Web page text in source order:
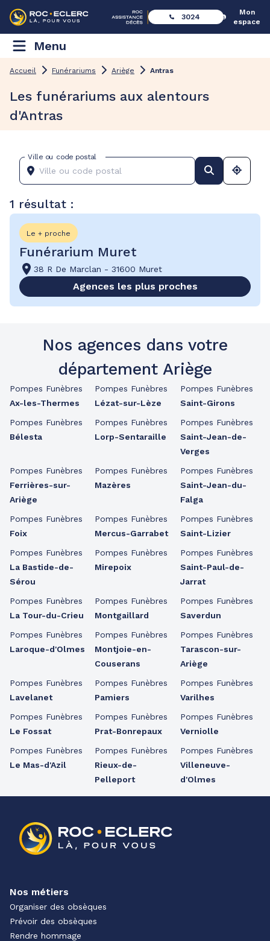
3024
Mon
espace
Menu
Accueil Funérariums Ariège Antras
Les funérariums aux alentours
d'Antras
Ville ou code postal
1 résultat :
Le + proche
Funérarium Muret
38 R De Marclan - 31600 Muret
Agences les plus proches
Nos agences dans votre
département Ariège
Pompes Funèbres
Ax-les-Thermes
Pompes Funèbres
Bélesta
Pompes Funèbres
Ferrières-sur-
Ariège
Pompes Funèbres
Foix
Pompes Funèbres
La Bastide-de-
Sérou
Pompes Funèbres
La Tour-du-Crieu
Pompes Funèbres
Laroque-d'Olmes
Pompes Funèbres
Lavelanet
Pompes Funèbres
Le Fossat
Pompes Funèbres
Le Mas-d'Azil
Pompes Funèbres
Lézat-sur-Lèze
Pompes Funèbres
Lorp-Sentaraille
Pompes Funèbres
Mazères
Pompes Funèbres
Mercus-Garrabet
Pompes Funèbres
Mirepoix
Pompes Funèbres
Montgaillard
Pompes Funèbres
Montjoie-en-
Couserans
Pompes Funèbres
Pamiers
Pompes Funèbres
Prat-Bonrepaux
Pompes Funèbres
Rieux-de-
Pelleport
Pompes Funèbres
Saint-Girons
Pompes Funèbres
Saint-Jean-de-
Verges
Pompes Funèbres
Saint-Jean-du-
Falga
Pompes Funèbres
Saint-Lizier
Pompes Funèbres
Saint-Paul-de-
Jarrat
Pompes Funèbres
Saverdun
Pompes Funèbres
Tarascon-sur-
Ariège
Pompes Funèbres
Varilhes
Pompes Funèbres
Verniolle
Pompes Funèbres
Villeneuve-
d'Olmes
Nos métiers
Organiser des obsèques
Prévoir des obsèques
Rendre hommage